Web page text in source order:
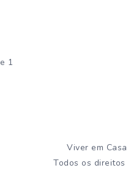
1
Viver em
Todos os direitos